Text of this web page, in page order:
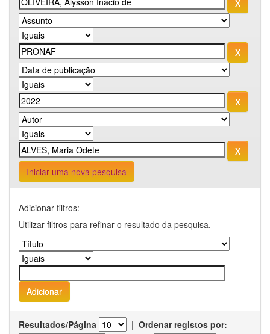
Iniciar uma nova pesquisa
Adicionar filtros:
Utilizar filtros para refinar o resultado da pesquisa.
Resultados/Página | Ordenar registos por: